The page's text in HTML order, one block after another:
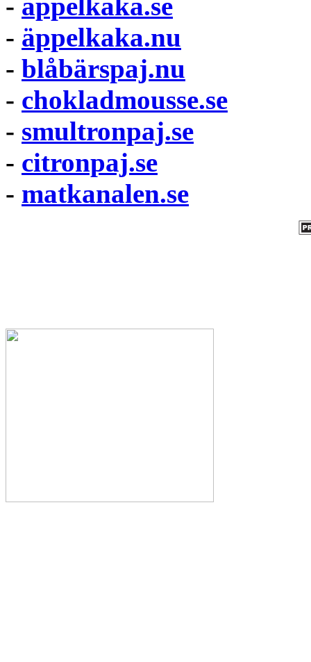
- äppelkaka.nu
- blåbärspaj.nu
- chokladmousse.se
- smultronpaj.se
- citronpaj.se
- matkanalen.se